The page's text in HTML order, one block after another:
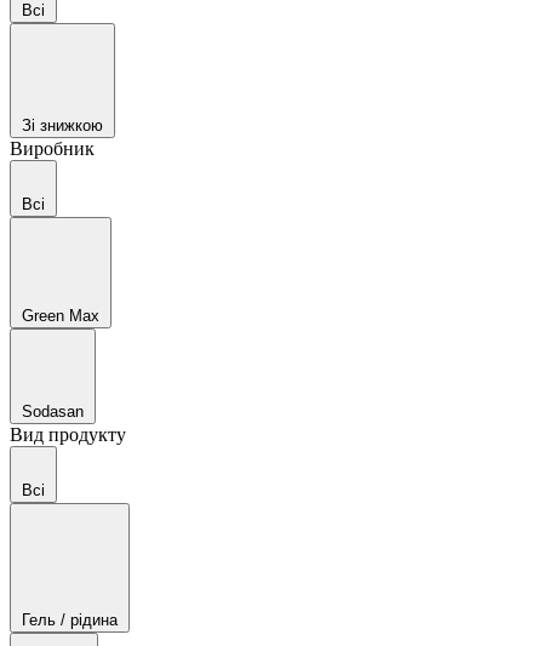
Всі
Зі знижкою
Виробник
Всі
Green Max
Sodasan
Вид продукту
Всі
Гель / рідина